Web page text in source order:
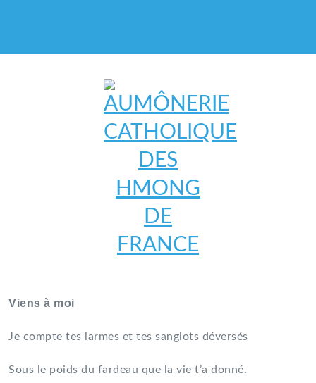
DES HMONG DE FRANCE
Viens à moi
Je compte tes larmes et tes sanglots déversés
Sous le poids du fardeau que la vie t’a donné.